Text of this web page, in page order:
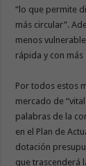
“lo que permite
más circular”.
menos
rápida y con más
Por todos estos
mercado de
palabras de la
en el Plan de
dotación
que trascenderá